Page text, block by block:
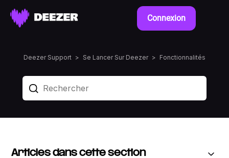
Connexion
Deezer Support Se Lancer Sur Deezer Fonctionnalités
Articles dans cette section